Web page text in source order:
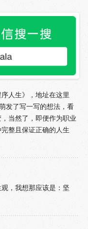
人生》，地址在这里
发了写一写的想法，看
当然了，即便作为职业
整且保证正确的人生
，我想那应该是：坚